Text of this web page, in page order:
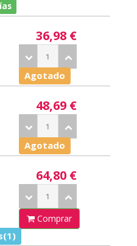
36,98 €
Agotado
48,69 €
Agotado
64,80 €
Comprar